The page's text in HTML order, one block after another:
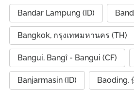
Bandar Lampung (ID)
Bangkok, กรุงเทพมหานคร (TH)
Bangui, Bangî - Bangui (CF)
Banjarmasin (ID) Baoding,